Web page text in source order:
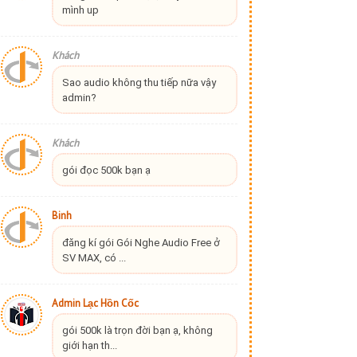
mình up
Khách
Sao audio không thu tiếp nữa vậy
admin?
Khách
gói đọc 500k bạn ạ
Binh
đăng kí gói Gói Nghe Audio Free ở
SV MAX, có ...
Admin Lạc Hồn Cốc
gói 500k là trọn đời bạn ạ, không
giới hạn th...